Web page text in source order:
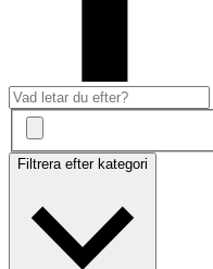
Filtrera efter kategori